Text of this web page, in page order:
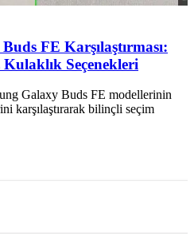
FE Karşılaştırması:
Seçenekleri
Galaxy Buds FE modellerinin
karşılaştırarak bilinçli seçim